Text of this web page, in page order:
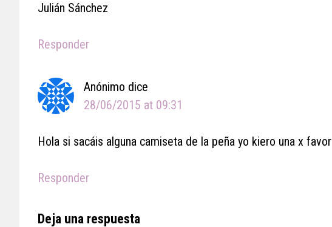
Julián Sánchez
Responder
Anónimo dice
28/06/2015 at 09:31
Hola si sacáis alguna camiseta de la peña yo kiero una x favor
Responder
Deja una respuesta